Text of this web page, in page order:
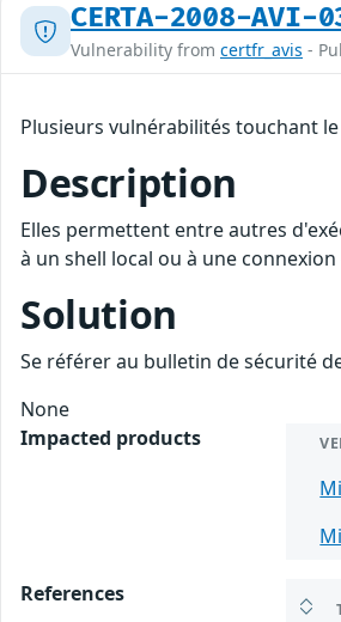
CERTA-2008-AVI-
Vulnerability from certfr_avis -
Plusieurs vulnérabilités touchant
Description
Elles permettent entre autres
à un shell local ou à une
Solution
Se référer au bulletin de sécurité
None
Impacted products
References